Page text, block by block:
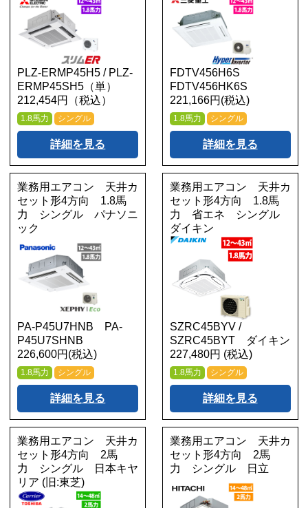
PLZ-ERMP45H5 / PLZ-
ERMP45SH5（単）
212,454円（税込）
1.8馬力 シングル
詳細を見る
FDTV456H6S
FDTV456HK6S
221,166円(税込)
1.8馬力 シングル
詳細を見る
業務用エアコン 天井カ
セット形4方向 1.8馬
力 シングル パナソニ
ック
PA-P45U7HNB PA-
P45U7SHNB
226,600円(税込)
1.8馬力 シングル
詳細を見る
業務用エアコン 天井カ
セット形4方向 1.8馬
力 省エネ シングル
ダイキン
SZRC45BYV /
SZRC45BYT ダイキン
227,480円 (税込)
1.8馬力 シングル
詳細を見る
業務用エアコン 天井カ
セット形4方向 2馬
力 シングル 日本キヤ
リア (旧:東芝)
業務用エアコン 天井カ
セット形4方向 2馬
力 シングル 日立